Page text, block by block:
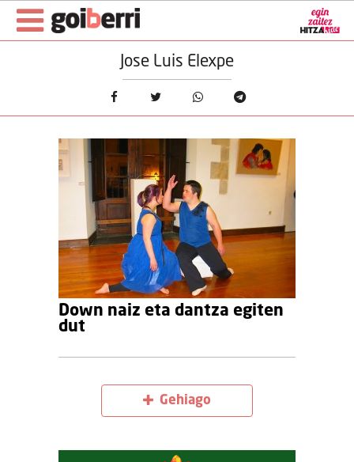
Jose Luis Elexpe
Down naiz eta dantza egiten
dut
Gehiago